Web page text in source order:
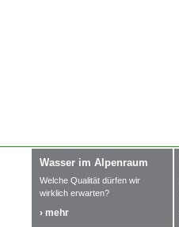
Wasser im Alpenraum
Welche Qualität dürfen wir
wirklich erwarten?
› mehr